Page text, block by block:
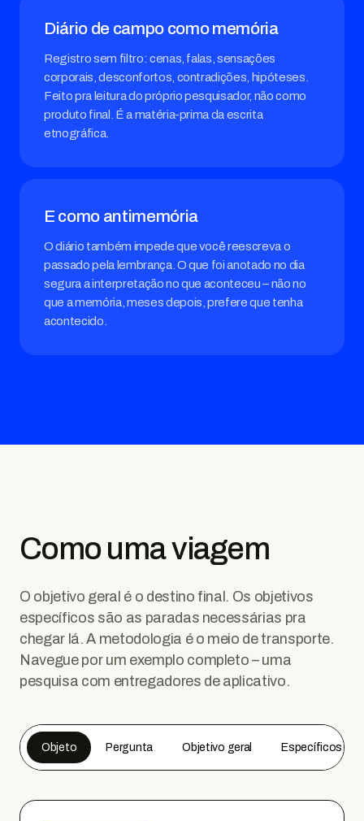
Diário de campo como memória
Registro sem filtro: cenas, falas, sensações
corporais, desconfortos, contradições, hipóteses.
Feito pra leitura do próprio pesquisador, não como
produto final. É a matéria-prima da escrita
etnográfica.
E como antimemória
O diário também impede que você reescreva o
passado pela lembrança. O que foi anotado no dia
segura a interpretação no que aconteceu – não no
que a memória, meses depois, prefere que tenha
acontecido.
Como uma viagem
O objetivo geral é o destino final. Os objetivos
específicos são as paradas necessárias pra
chegar lá. A metodologia é o meio de transporte.
Navegue por um exemplo completo – uma
pesquisa com entregadores de aplicativo.
Objeto Pergunta Objetivo geral Específicos